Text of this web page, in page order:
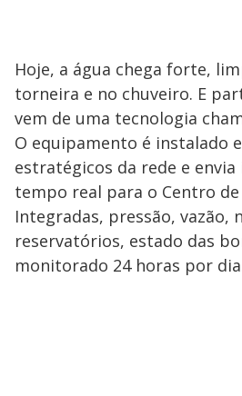
Hoje, a água chega forte,
torneira e no chuveiro. E
vem de uma tecnologia
O equipamento é instalado
estratégicos da rede e
tempo real para o Centro de
Integradas, pressão, vazão,
reservatórios, estado das
monitorado 24 horas por